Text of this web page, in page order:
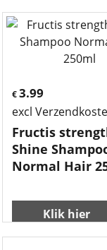
€ 3.99
excl
Fructis
Shine
Normal Hair
Klik hier